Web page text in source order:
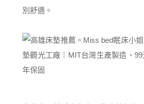
別舒適。